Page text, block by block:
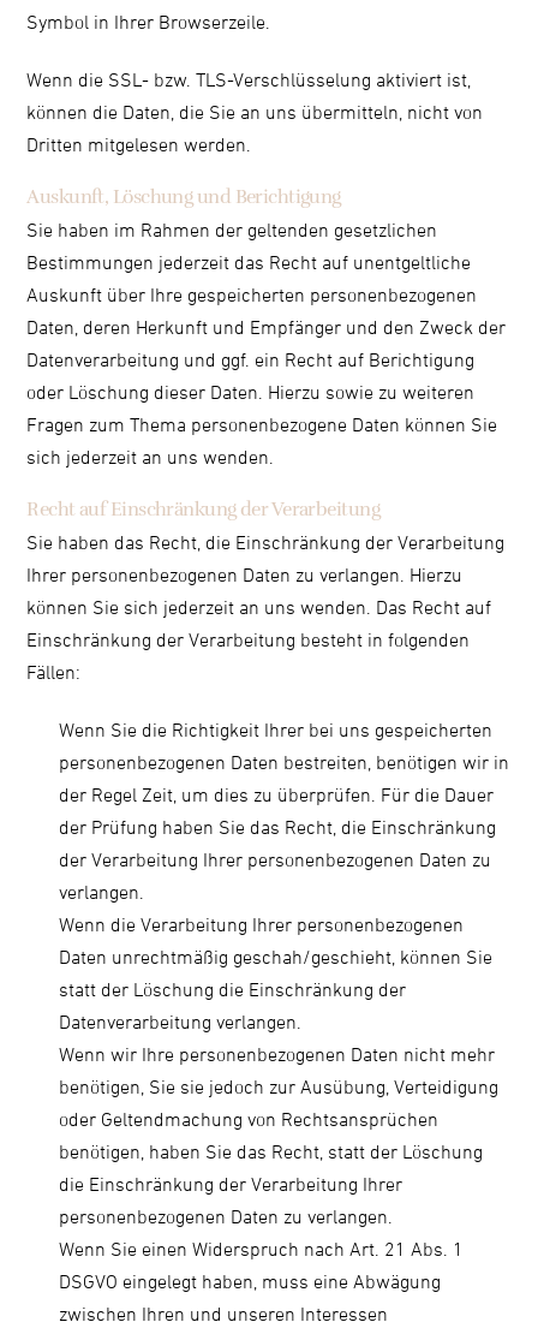
Symbol in Ihrer Browserzeile.
Wenn die SSL- bzw. TLS-Verschlüsselung aktiviert ist,
können die Daten, die Sie an uns übermitteln, nicht von
Dritten mitgelesen werden.
Auskunft, Löschung und Berichtigung
Sie haben im Rahmen der geltenden gesetzlichen
Bestimmungen jederzeit das Recht auf unentgeltliche
Auskunft über Ihre gespeicherten personenbezogenen
Daten, deren Herkunft und Empfänger und den Zweck der
Datenverarbeitung und ggf. ein Recht auf Berichtigung
oder Löschung dieser Daten. Hierzu sowie zu weiteren
Fragen zum Thema personenbezogene Daten können Sie
sich jederzeit an uns wenden.
Recht auf Einschränkung der Verarbeitung
Sie haben das Recht, die Einschränkung der Verarbeitung
Ihrer personenbezogenen Daten zu verlangen. Hierzu
können Sie sich jederzeit an uns wenden. Das Recht auf
Einschränkung der Verarbeitung besteht in folgenden
Fällen:
Wenn Sie die Richtigkeit Ihrer bei uns gespeicherten
personenbezogenen Daten bestreiten, benötigen wir in
der Regel Zeit, um dies zu überprüfen. Für die Dauer
der Prüfung haben Sie das Recht, die Einschränkung
der Verarbeitung Ihrer personenbezogenen Daten zu
verlangen.
Wenn die Verarbeitung Ihrer personenbezogenen
Daten unrechtmäßig geschah/geschieht, können Sie
statt der Löschung die Einschränkung der
Datenverarbeitung verlangen.
Wenn wir Ihre personenbezogenen Daten nicht mehr
benötigen, Sie sie jedoch zur Ausübung, Verteidigung
oder Geltendmachung von Rechtsansprüchen
benötigen, haben Sie das Recht, statt der Löschung
die Einschränkung der Verarbeitung Ihrer
personenbezogenen Daten zu verlangen.
Wenn Sie einen Widerspruch nach Art. 21 Abs. 1
DSGVO eingelegt haben, muss eine Abwägung
zwischen Ihren und unseren Interessen